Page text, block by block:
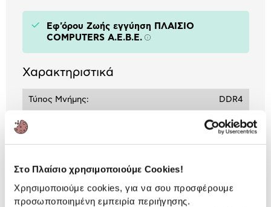
Στο Πλαίσιο χρησιμοποιούμε Cookies!
Χρησιμοποιούμε cookies, για να σου προσφέρουμε
προσωποποιημένη εμπειρία περιήγησης.
Εφ'όρου Ζωής εγγύηση ΠΛΑΙΣΙΟ
COMPUTERS A.E.B.E. Πληροφορίες
Χαρακτηριστικά
Τύπος Μνήμης: DDR4
4 GB
Ταχύτητα Μνήμης: 2400 MHz
Timings: